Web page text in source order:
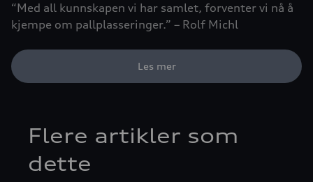
“Med all kunnskapen vi har samlet, forventer vi nå å
kjempe om pallplasseringer.” – Rolf Michl
Les mer
Flere artikler som
dette